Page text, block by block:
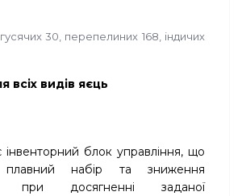
30, перепелиних 168, індичих
всіх видів яєць
інвенторний блок управління, що
плавний набір та зниження
при досягненні заданої